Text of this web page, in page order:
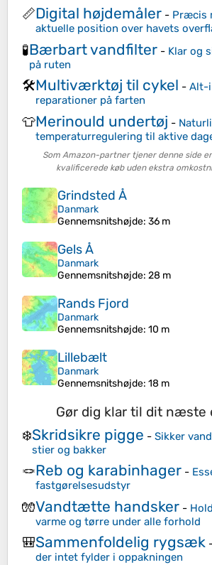
📏Digital højdemåler - Præcis
aktuelle position over havets
🧪Bærbart vandfilter - Klar og
på ruten
🛠️Multiværktøj til cykel - Alt-
reparationer på farten
👕Merinould undertøj -
temperaturregulering til aktive
Som Amazon-partner tjener denne side
kvalificerede køb uden ekstra
Grindsted Å
Danmark
Gennemsnitshøjde: 36 m
Gels Å
Danmark
Gennemsnitshøjde: 28 m
Rands Fjord
Danmark
Gennemsnitshøjde: 10 m
Lillebælt
Danmark
Gennemsnitshøjde: 18 m
Gør dig klar til dit næste
❄️Skridsikre pigge - Sikker
stier og bakker
🪢Reb og karabinhager -
fastgørelsesudstyr
🧤Vandtætte handsker -
varme og tørre under alle forhold
🎒Sammenfoldelig rygsæk
der intet fylder i oppakningen